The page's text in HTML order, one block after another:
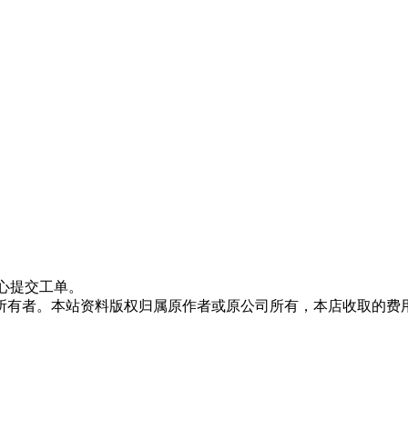
交工单。
者。本站资料版权归属原作者或原公司所有，本店收取的